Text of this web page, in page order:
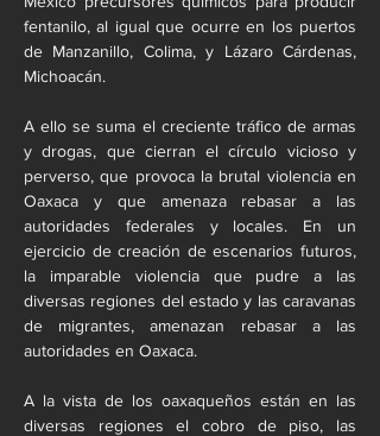
fentanilo, al igual que ocurre en los puertos
de Manzanillo, Colima, y Lázaro Cárdenas,
Michoacán.
A ello se suma el creciente tráfico de armas
y drogas, que cierran el círculo vicioso y
perverso, que provoca la brutal violencia en
Oaxaca y que amenaza rebasar a las
autoridades federales y locales. En un
ejercicio de creación de escenarios futuros,
la imparable violencia que pudre a las
diversas regiones del estado y las caravanas
de migrantes, amenazan rebasar a las
autoridades en Oaxaca.
A la vista de los oaxaqueños están en las
diversas regiones el cobro de piso, las